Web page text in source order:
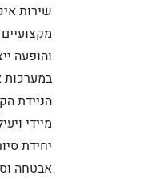
שירות
והופעה
במערכות
הניידת
מיידי
יחידת
אבטחה